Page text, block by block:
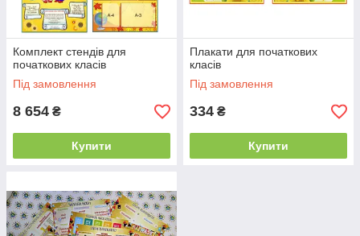
Комплект стендів для
початкових класів
Під замовлення
8 654 ₴
Купити
Плакати для початкових
класів
Під замовлення
334 ₴
Купити